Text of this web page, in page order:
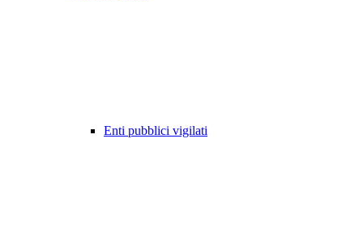
Enti pubblici vigilati